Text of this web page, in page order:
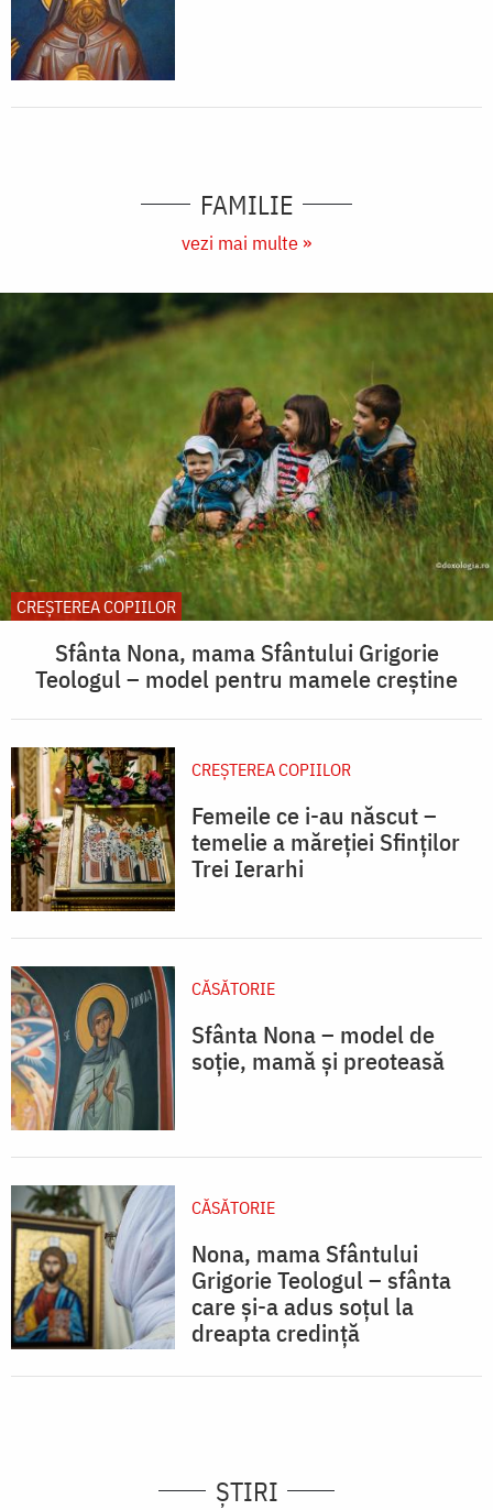
FAMILIE
vezi mai multe »
CREŞTEREA COPIILOR
Sfânta Nona, mama Sfântului Grigorie
Teologul – model pentru mamele creștine
CREŞTEREA COPIILOR
Femeile ce i-au născut –
temelie a măreției Sfinților
Trei Ierarhi
CĂSĂTORIE
Sfânta Nona – model de
soție, mamă și preoteasă
CĂSĂTORIE
Nona, mama Sfântului
Grigorie Teologul – sfânta
care și-a adus soțul la
dreapta credință
ȘTIRI